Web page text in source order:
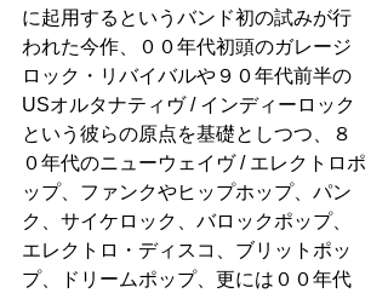
に起用するというバンド初の試みが行
われた今作、００年代初頭のガレージ
ロック・リバイバルや９０年代前半の
USオルタナティヴ / インディーロック
という彼らの原点を基礎としつつ、８
０年代のニューウェイヴ / エレクトロポ
ップ、ファンクやヒップホップ、パン
ク、サイケロック、バロックポップ、
エレクトロ・ディスコ、ブリットポッ
プ、ドリームポップ、更には００年代